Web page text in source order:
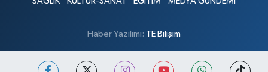
Haber Yazılımı: TE Bilişim